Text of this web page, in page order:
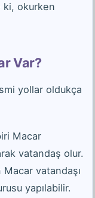
ki, okurken
Var?
yollar oldukça
Macar
vatandaş olur.
vatandaşı
yapılabilir.